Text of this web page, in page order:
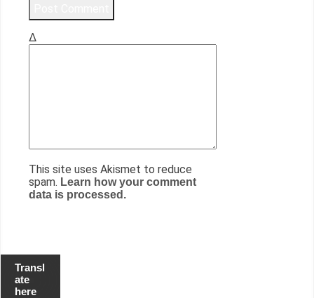
Δ
This site uses Akismet to reduce
spam. Learn how your comment
data is processed.
Transl
ate
here